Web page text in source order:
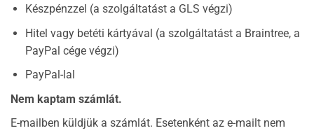
Készpénzzel (a szolgáltatást a GLS végzi)
Hitel vagy betéti kártyával (a szolgáltatást a Braintree, a
PayPal cége végzi)
PayPal-lal
Nem kaptam számlát.
E-mailben küldjük a számlát. Esetenként az e-mailt nem